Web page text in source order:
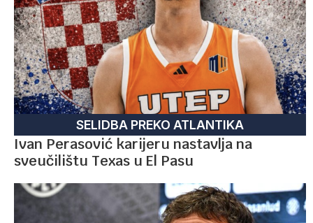
SELIDBA PREKO ATLANTIKA
Ivan Perasović karijeru nastavlja na
sveučilištu Texas u El Pasu